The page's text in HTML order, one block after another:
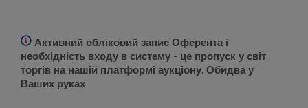
Активний обліковий запис Оферента і
необхідність входу в систему - це пропуск у світ
торгів на нашій платформі аукціону. Обидва у
Ваших руках